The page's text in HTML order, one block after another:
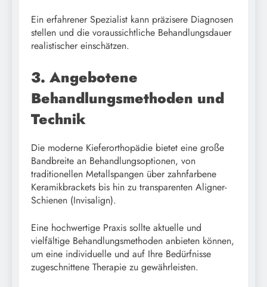
Ein erfahrener Spezialist kann präzisere Diagnosen
stellen und die voraussichtliche Behandlungsdauer
realistischer einschätzen.
3. Angebotene
Behandlungsmethoden und
Technik
Die moderne Kieferorthopädie bietet eine große
Bandbreite an Behandlungsoptionen, von
traditionellen Metallspangen über zahnfarbene
Keramikbrackets bis hin zu transparenten Aligner-
Schienen (Invisalign).
Eine hochwertige Praxis sollte aktuelle und
vielfältige Behandlungsmethoden anbieten können,
um eine individuelle und auf Ihre Bedürfnisse
zugeschnittene Therapie zu gewährleisten.